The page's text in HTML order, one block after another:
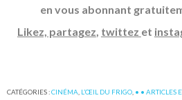
en vous abonnant
Likez, partagez, twittez et
CATÉGORIES :CINÉMA L’‎ŒIL DU FRIGO • • ARTICLES